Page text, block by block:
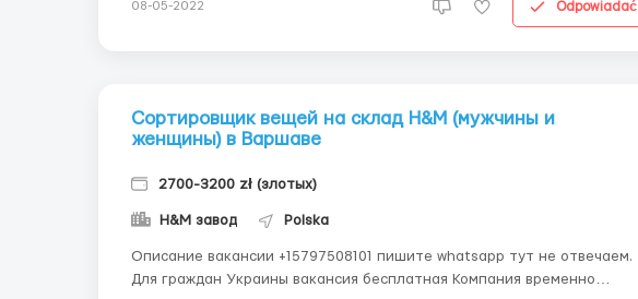
08-05-2022 Odpowiadać
Сортировщик вещей на склад H&M (мужчины и
женщины) в Варшаве
2700-3200 zł (злотых)
H&M завод Polska
Описание вакансии +15797508101 пишите whatsapp тут не отвечаем.
Для граждан Украины вакансия бесплатная Компания временно